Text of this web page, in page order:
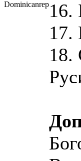
16.
17.
18.